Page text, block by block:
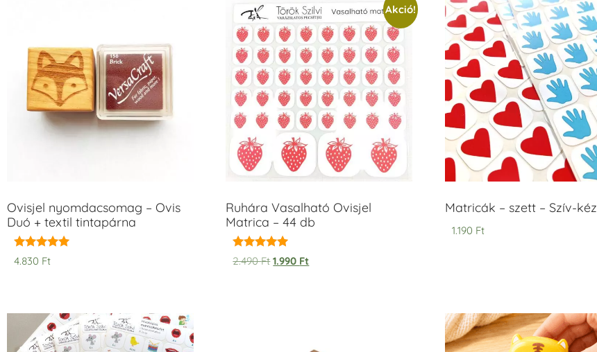
Ovisjel nyomdacsomag – Ovis
Duó + textil tintapárna
Értékelés:
5.00
4.830 Ft
Akció!
Ruhára Vasalható Ovisjel
Matrica – 44 db
Értékelés:
5.00
2.490Ft 1.990 Ft
Matricák – szett – Szív-kéz
1.190 Ft